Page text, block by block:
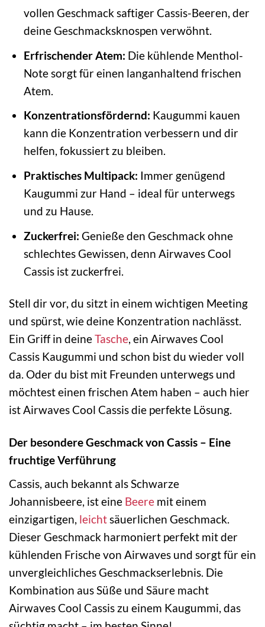
vollen Geschmack saftiger Cassis-Beeren, der
deine Geschmacksknospen verwöhnt.
Erfrischender Atem: Die kühlende Menthol-
Note sorgt für einen langanhaltend frischen
Atem.
Konzentrationsfördernd: Kaugummi kauen
kann die Konzentration verbessern und dir
helfen, fokussiert zu bleiben.
Praktisches Multipack: Immer genügend
Kaugummi zur Hand – ideal für unterwegs
und zu Hause.
Zuckerfrei: Genieße den Geschmack ohne
schlechtes Gewissen, denn Airwaves Cool
Cassis ist zuckerfrei.
Stell dir vor, du sitzt in einem wichtigen Meeting
und spürst, wie deine Konzentration nachlässt.
Ein Griff in deineTasche, ein Airwaves Cool
Cassis Kaugummi und schon bist du wieder voll
da. Oder du bist mit Freunden unterwegs und
möchtest einen frischen Atem haben – auch hier
ist Airwaves Cool Cassis die perfekte Lösung.
Der besondere Geschmack von Cassis – Eine
fruchtige Verführung
Cassis, auch bekannt als Schwarze
Johannisbeere, ist eine Beere mit einem
einzigartigen, leichtsäuerlichen Geschmack.
Dieser Geschmack harmoniert perfekt mit der
kühlenden Frische von Airwaves und sorgt für ein
unvergleichliches Geschmackserlebnis. Die
Kombination aus Süße und Säure macht
Airwaves Cool Cassis zu einem Kaugummi, das